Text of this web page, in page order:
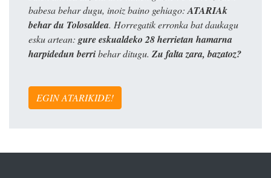
babesa behar dugu, inoiz baino gehiago:ATARIAk
behar du Tolosaldea. Horregatik erronka bat daukagu
esku artean: gure eskualdeko 28 herrietan hamarna
harpidedun berribehar ditugu. Zu falta zara, bazatoz?
EGIN ATARIKIDE!